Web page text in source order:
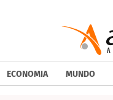
ECONOMIA MUNDO